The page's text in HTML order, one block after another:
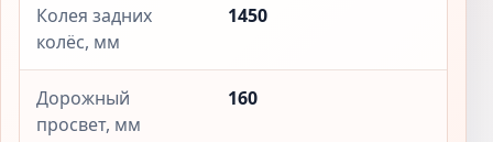
Колея задних
колёс, мм
1450
Дорожный
просвет, мм
160